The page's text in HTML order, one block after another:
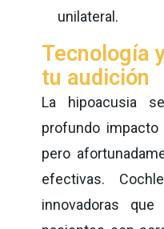
unilateral.
Tecnología
tu audición
La hipoacusia
profundo
pero
efectivas.
innovadoras